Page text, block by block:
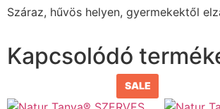
Száraz, hűvös helyen, gyermekektől
Kapcsolódó
SALE